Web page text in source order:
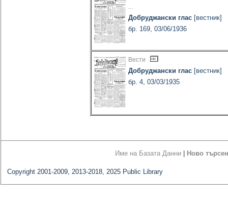
...
Добруджански глас [вестник]
бр. 169, 03/06/1936
Вести
Добруджански глас [вестник]
бр. 4, 03/03/1935
Име на Базата Данни Ново
Copyright 2001-2009, 2013-2018, 2025 Public Library